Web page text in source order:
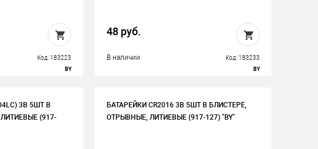
Код: 183223
BY
48 руб.
В наличии Код: 183233
BY
3В 5ШТ В
(917-
БАТАРЕЙКИ CR2016 3В 5ШТ В БЛИСТЕРЕ,
ОТРЫВНЫЕ, ЛИТИЕВЫЕ (917-127) "BY"